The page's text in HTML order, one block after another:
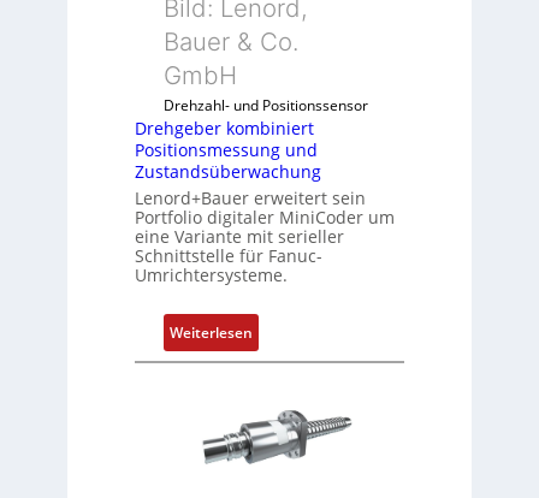
e
m
b
i
i
e
r
t
P
o
s
i
o
Bild: Lenord,
Bauer & Co.
GmbH
Drehzahl- und Positionssensor
Drehgeber kombiniert
Positionsmessung und
Zustandsüberwachung
Lenord+Bauer erweitert sein
Portfolio digitaler MiniCoder um
eine Variante mit serieller
Schnittstelle für Fanuc-
Umrichtersysteme.
Weiterlesen:
D
h
g